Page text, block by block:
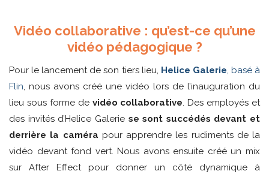
Vidéo collaborative : qu’est-ce qu’une
vidéo pédagogique ?
Pour le lancement de son tiers lieu, Helice Galerie, basé à
Flin, nous avons créé une vidéo lors de l’inauguration du
lieu sous forme de vidéo collaborative. Des employés et
des invités d’Helice Galerie se sont succédés devant et
derrière la caméra pour apprendre les rudiments de la
vidéo devant fond vert. Nous avons ensuite créé un mix
sur After Effect pour donner un côté dynamique à